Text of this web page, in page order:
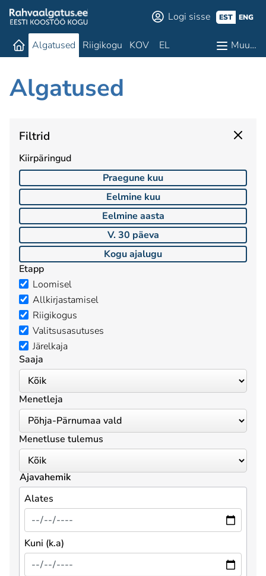
Logi sisse EST ENG
Algatused Riigikogu KOV EL Muu…
Algatused
Filtrid
Kiirpäringud
Praegune kuu
Eelmine kuu
Eelmine aasta
V. 30 päeva
Kogu ajalugu
Etapp
Loomisel
Allkirjastamisel
Riigikogus
Valitsusasutuses
Järelkaja
Saaja
Menetleja
Menetluse tulemus
Ajavahemik
Alates
Kuni (k.a)